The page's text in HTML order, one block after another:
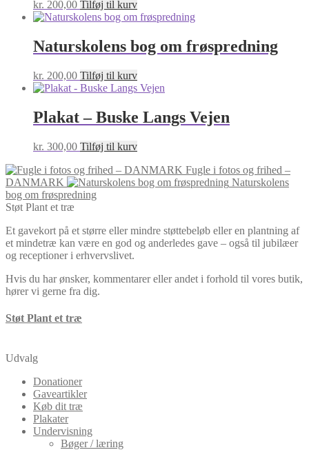
kr. 200,00 Tilføj til kurv
Naturskolens bog om frøspredning
kr. 200,00 Tilføj til kurv
Plakat – Buske Langs Vejen
kr. 300,00 Tilføj til kurv
Fugle i fotos og frihed –
DANMARK
Naturskolens
bog om frøspredning
Støt Plant et træ
Et gavekort på et større eller mindre støttebeløb eller en plantning af
et mindetræ kan være en god og anderledes gave – også til jubilæer
og receptioner i erhvervslivet.
Hvis du har ønsker, kommentarer eller andet i forhold til vores butik,
hører vi gerne fra dig.
Støt Plant et træ
Udvalg
Donationer
Gaveartikler
Køb dit træ
Plakater
Undervisning
Bøger / læring